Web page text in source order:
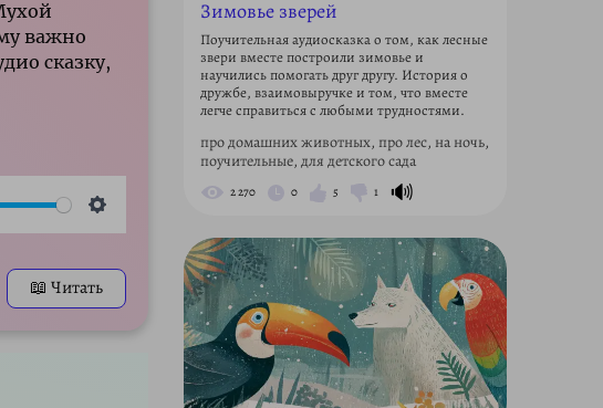
важно
сказку,
Settings
📖 Читать
Зимовье зверей
Поучительная аудиосказка о том, как лесные
звери вместе построили зимовье и
научились помогать друг другу. История о
дружбе, взаимовыручке и том, что вместе
легче справиться с любыми трудностями.
про домашних животных, про лес, на ночь,
поучительные, для детского сада
2 270 0 5 1 🔊